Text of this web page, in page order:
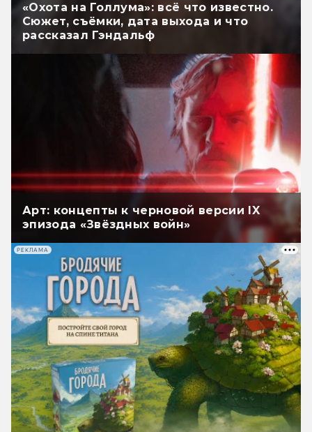
«Охота на Голлума»: всё что известно.
Сюжет, съёмки, дата выхода и что
рассказал Гэндальф
Арт: концепты к черновой версии IX
эпизода «Звёздных войн»
РЕКЛАМА